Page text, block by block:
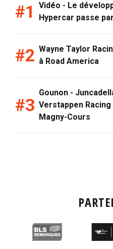
Vidéo - Le
Hypercar passe
Wayne Taylor
à Road America
Gounon -
Verstappen
Magny-Cours